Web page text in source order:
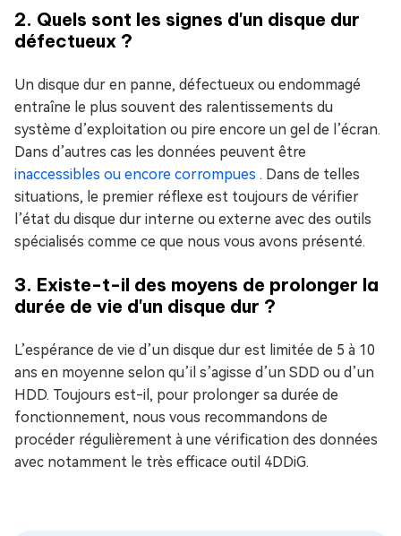
2. Quels sont les signes d'un disque dur
défectueux ?
Un disque dur en panne, défectueux ou endommagé
entraîne le plus souvent des ralentissements du
système d’exploitation ou pire encore un gel de l’écran.
Dans d’autres cas les données peuvent être
inaccessibles ou encore corrompues . Dans de telles
situations, le premier réflexe est toujours de vérifier
l’état du disque dur interne ou externe avec des outils
spécialisés comme ce que nous vous avons présenté.
3. Existe-t-il des moyens de prolonger la
durée de vie d'un disque dur ?
L’espérance de vie d’un disque dur est limitée de 5 à 10
ans en moyenne selon qu’il s’agisse d’un SDD ou d’un
HDD. Toujours est-il, pour prolonger sa durée de
fonctionnement, nous vous recommandons de
procéder régulièrement à une vérification des données
avec notamment le très efficace outil 4DDiG.